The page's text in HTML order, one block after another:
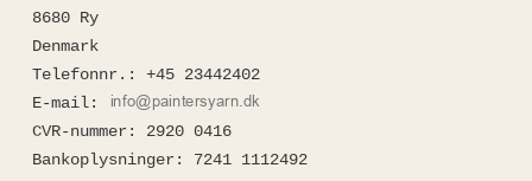
8680 Ry
Denmark
Telefonnr. :
+45 23442402
E-mail:
CVR-nummer:
2920 0416
Bankoplysninger:
7241 1112492